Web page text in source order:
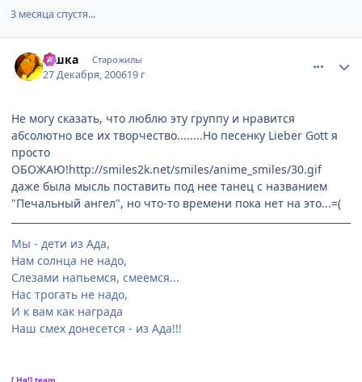
3 месяца спустя...
Кiшка Старожилы
27 Декабря, 200619 г
Не могу сказать, что люблю эту группу и нравится
абсолютно все их творчество........Но песенку Lieber Gott я
просто
ОБОЖАЮ!http://smiles2k.net/smiles/anime_smiles/30.gif
даже была мысль поставить под нее танец с названием
"Печальный ангел", но что-то времени пока нет на это...=(
Мы - дети из Ада,
Нам солнца не надо,
Слезами напьемся, смеемся...
Нас трогать не надо,
И к вам как награда
Наш смех донесется - из Ада!!!